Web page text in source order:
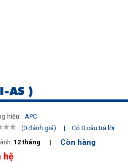
AS )
hiệu:
APC
(0 đánh giá)
|
Có 0 câu trả lời
12 tháng | Còn hàng
hệ